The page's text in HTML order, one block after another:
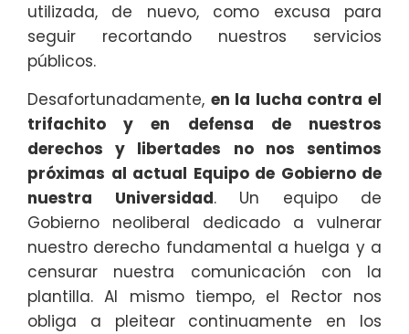
utilizada, de nuevo, como excusa para
seguir recortando nuestros servicios
públicos.
Desafortunadamente, en la lucha contra el
trifachito y en defensa de nuestros
derechos y libertades no nos sentimos
próximas al actual Equipo de Gobierno de
nuestra Universidad. Un equipo de
Gobierno neoliberal dedicado a vulnerar
nuestro derecho fundamental a huelga y a
censurar nuestra comunicación con la
plantilla. Al mismo tiempo, el Rector nos
obliga a pleitear continuamente en los